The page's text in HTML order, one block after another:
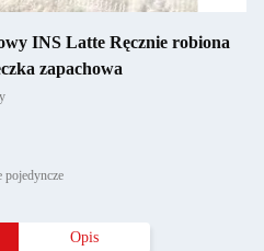
INS Latte Ręcznie robiona
zapachowa
pojedyncze
Opis